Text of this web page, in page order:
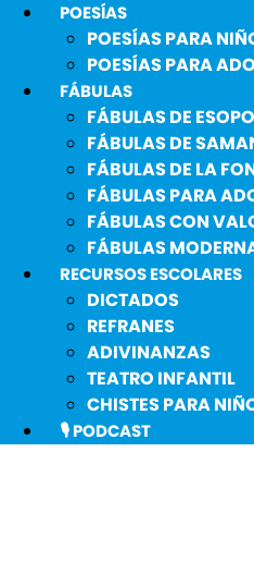
POESÍAS
POESÍAS PARA
POESÍAS PARA
FÁBULAS
FÁBULAS DE ESOPO
FÁBULAS DE
FÁBULAS DE LA
FÁBULAS PARA
FÁBULAS CON
FÁBULAS
RECURSOS ESCOLARES
DICTADOS
REFRANES
ADIVINANZAS
TEATRO INFANTIL
CHISTES PARA
🎙️ PODCAST